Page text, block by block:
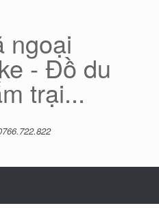
ngoại
- Đồ du
trại...